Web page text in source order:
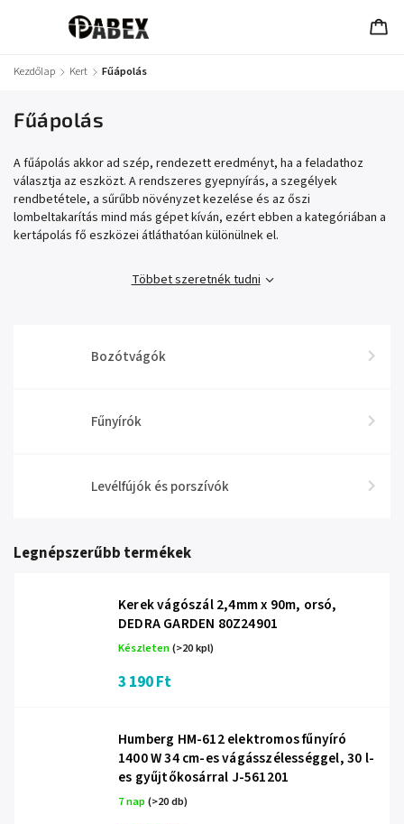
Kezdőlap / Kert / Fűápolás
Fűápolás
A fűápolás akkor ad szép, rendezett eredményt, ha a feladathoz
választja az eszközt. A rendszeres gyepnyírás, a szegélyek
rendbetétele, a sűrűbb növényzet kezelése és az őszi
lombeltakarítás mind más gépet kíván, ezért ebben a kategóriában a
kertápolás fő eszközei átláthatóan különülnek el.
Többet szeretnék tudni
Bozótvágók
Fűnyírók
Levélfújók és porszívók
Legnépszerűbb termékek
Kerek vágószál 2,4mm x 90m, orsó,
DEDRA GARDEN 80Z24901
Készleten(>20 kpl)
3 190 Ft
Humberg HM-612 elektromos fűnyíró
1400 W 34 cm-es vágásszélességgel, 30 l-
es gyűjtőkosárral J-561201
7 nap(>20 db)